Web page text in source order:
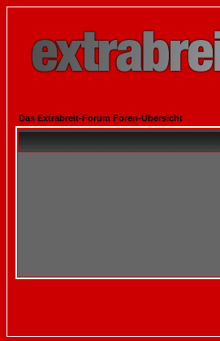
Das Extrabreit-Forum Foren-Übersicht